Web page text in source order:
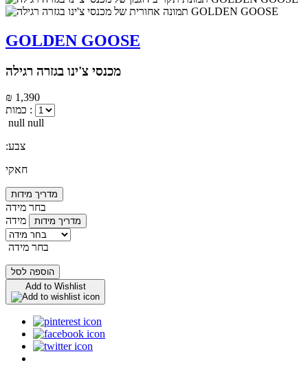
GOLDEN GOOSE
מכנסי צ'ינו בגזרה רגילה
₪ 1,390
כמות :
null null
:צבע
חאקי
מדריך מידות
בחר מידה
מידה
מדריך מידות
בחר מידה
הוספה לסל
Add to Wishlist